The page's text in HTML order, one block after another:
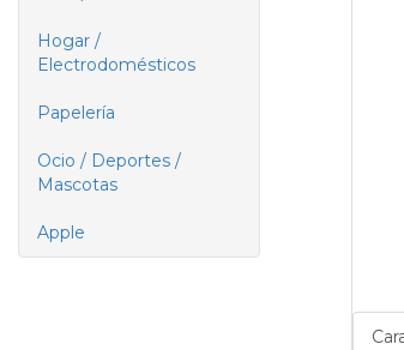
Hogar /
Electrodomésticos
Papelería
Ocio / Deportes /
Mascotas
Apple